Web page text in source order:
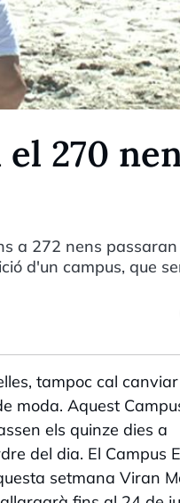
270
a 272 nens
d'un campus, que
tampoc cal canviar
moda. Aquest
els quinze dies a
del dia. El Campus
setmana Viran